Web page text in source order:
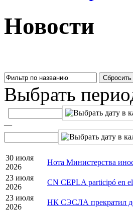
Новости
Выбрать
—
30 июля
2026
Нота Министерства
23 июля
2026
CN CEPLA participó en
23 июля
2026
НК СЭСЛА прекратил